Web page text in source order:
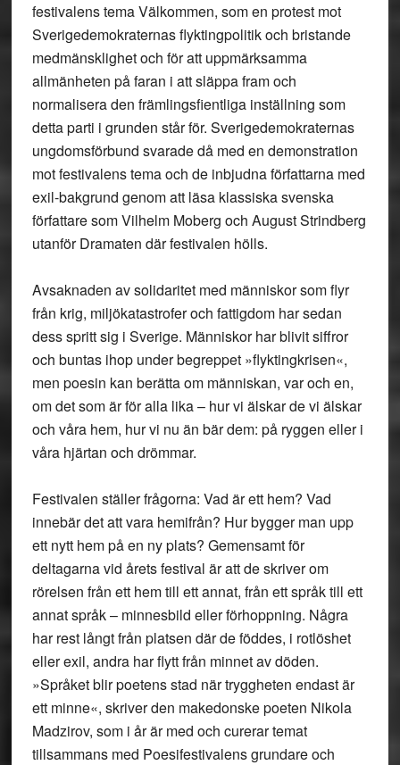
festivalens tema Välkommen, som en protest mot
Sverigedemokraternas flyktingpolitik och bristande
medmänsklighet och för att uppmärksamma
allmänheten på faran i att släppa fram och
normalisera den främlingsfientliga inställning som
detta parti i grunden står för. Sverigedemokraternas
ungdomsförbund svarade då med en demonstration
mot festivalens tema och de inbjudna författarna med
exil-bakgrund genom att läsa klassiska svenska
författare som Vilhelm Moberg och August Strindberg
utanför Dramaten där festivalen hölls.
Avsaknaden av solidaritet med människor som flyr
från krig, miljökatastrofer och fattigdom har sedan
dess spritt sig i Sverige. Människor har blivit siffror
och buntas ihop under begreppet »flyktingkrisen«,
men poesin kan berätta om människan, var och en,
om det som är för alla lika – hur vi älskar de vi älskar
och våra hem, hur vi nu än bär dem: på ryggen eller i
våra hjärtan och drömmar.
Festivalen ställer frågorna: Vad är ett hem? Vad
innebär det att vara hemifrån? Hur bygger man upp
ett nytt hem på en ny plats? Gemensamt för
deltagarna vid årets festival är att de skriver om
rörelsen från ett hem till ett annat, från ett språk till ett
annat språk – minnesbild eller förhoppning. Några
har rest långt från platsen där de föddes, i rotlöshet
eller exil, andra har flytt från minnet av döden.
»Språket blir poetens stad när tryggheten endast är
ett minne«, skriver den makedonske poeten Nikola
Madzirov, som i år är med och curerar temat
tillsammans med Poesifestivalens grundare och